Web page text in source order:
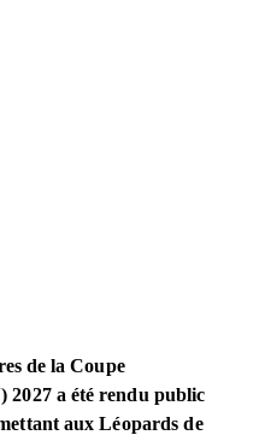
de la Coupe
2027 a été rendu public
aux Léopards de